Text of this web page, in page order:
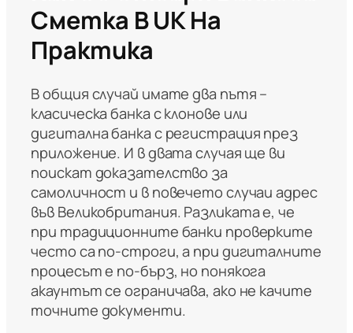
Сметка В UK На
Практика
В общия случай имате два пътя –
класическа банка с клонове или
дигитална банка с регистрация през
приложение. И в двата случая ще ви
поискат доказателство за
самоличност и в повечето случаи адрес
във Великобритания. Разликата е, че
при традиционните банки проверките
често са по-строги, а при дигиталните
процесът е по-бърз, но понякога
акаунтът се ограничава, ако не качите
точните документи.